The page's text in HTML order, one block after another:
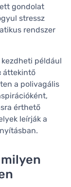
gondolat
stressz
rendszer
például
áttekintő
a polivagális
érthető
leírják a